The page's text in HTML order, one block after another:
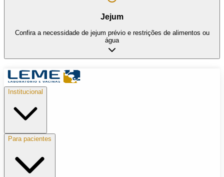
Jejum
Confira a necessidade de jejum prévio e restrições de alimentos ou
água
Institucional
Para pacientes